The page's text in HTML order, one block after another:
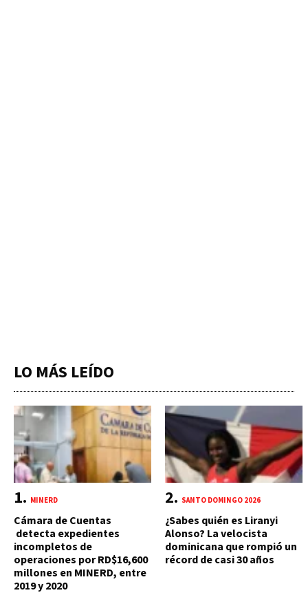
LO MÁS LEÍDO
MINERD
Cámara de Cuentas
detecta expedientes
incompletos de
operaciones por RD$16,600
millones en MINERD, entre
2019 y 2020
SANTO DOMINGO 2026
¿Sabes quién es Liranyi
Alonso? La velocista
dominicana que rompió un
récord de casi 30 años